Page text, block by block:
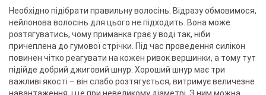
Необхідно підібрати правильну волосінь. Відразу обмовимося,
нейлонова волосінь для цього не підходить. Вона може
розтягуватись, чому приманка грає у воді так, ніби
причеплена до гумової стрічки. Під час проведення силікон
повинен чітко реагувати на кожен ривок вершинки, а тому тут
підійде добрий джиговий шнур. Хороший шнур має три
важливі якості – він слабо розтягується, витримує величезне